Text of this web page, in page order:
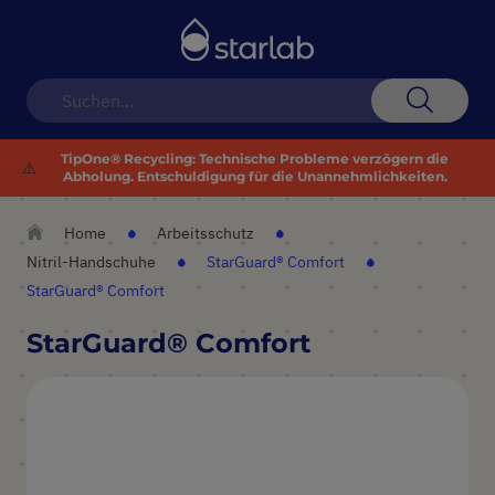
⚠️
TipOne® Recycling: Technische Probleme verzögern die
Abholung. Entschuldigung für die Unannehmlichkeiten.
Home
Arbeitsschutz
Nitril-Handschuhe
StarGuard® Comfort
StarGuard® Comfort
StarGuard® Comfort